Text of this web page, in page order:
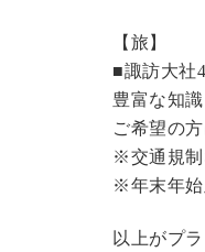
【旅】
■諏訪大社
豊富な知
ご希望の
※交通規制
※年末年始
以上がプ